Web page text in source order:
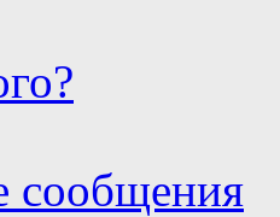
сообщения